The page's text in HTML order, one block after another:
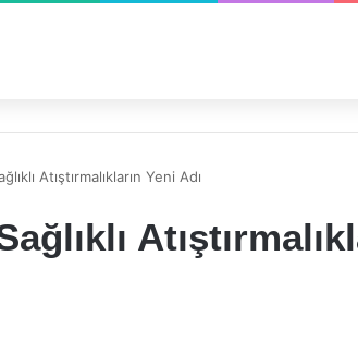
Atıştırmalıkların Yeni Adı